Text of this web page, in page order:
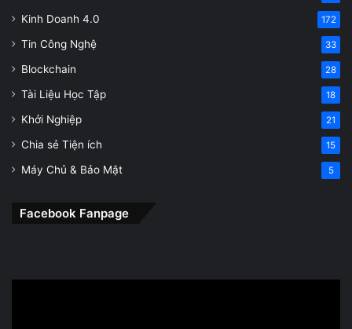
Kinh Doanh 4.0 172
Tin Công Nghệ 33
Blockchain 28
Tài Liệu Học Tập 18
Khởi Nghiệp 21
Chia sẻ Tiện ích 15
Máy Chủ & Bảo Mật 5
Facebook Fanpage